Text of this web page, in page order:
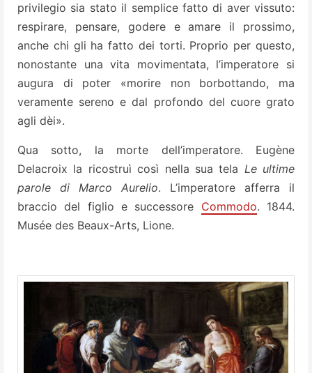
privilegio sia stato il semplice fatto di aver vissuto:
respirare, pensare, godere e amare il prossimo,
anche chi gli ha fatto dei torti. Proprio per questo,
nonostante una vita movimentata, l’imperatore si
augura di poter «morire non borbottando, ma
veramente sereno e dal profondo del cuore grato
agli dèi».
Qua sotto, la morte dell’imperatore. Eugène
Delacroix la ricostruì così nella sua tela Le ultime
parole di Marco Aurelio. L’imperatore afferra il
braccio del figlio e successore Commodo. 1844.
Musée des Beaux-Arts, Lione.